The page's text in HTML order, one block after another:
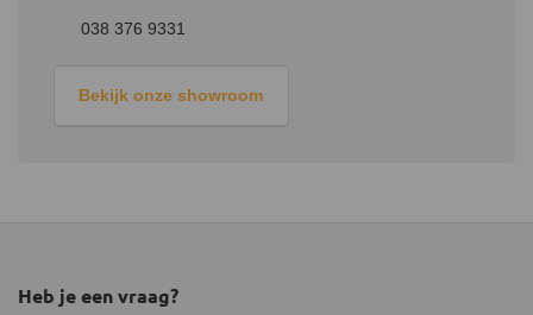
038 376 9331
Bekijk onze showroom
Heb je een vraag?